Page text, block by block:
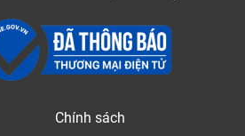
vực có mật độ di chuyển thấp.
Rosa 3.5mm
Chính sách